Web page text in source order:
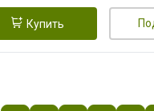
Купить